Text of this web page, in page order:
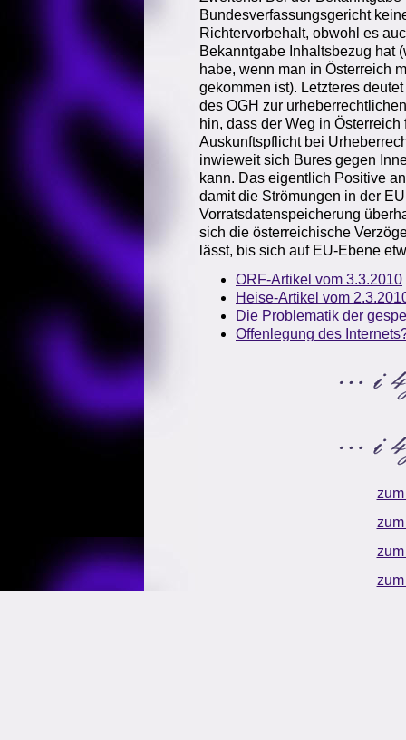
Bundesverfassungsgericht
Richtervorbehalt, obwohl es
Bekanntgabe Inhaltsbezug hat
habe, wenn man in Österreich
gekommen ist). Letzteres
des OGH zur
hin, dass der Weg in
Auskunftspflicht bei
inwieweit sich Bures gegen
kann. Das eigentlich Positive
damit die Strömungen in der
Vorratsdatenspeicherung
sich die österreichische
lässt, bis sich auf EU-Ebene
ORF-Artikel vom 3.3.2010
Heise-Artikel vom
Die Problematik der
Offenlegung des